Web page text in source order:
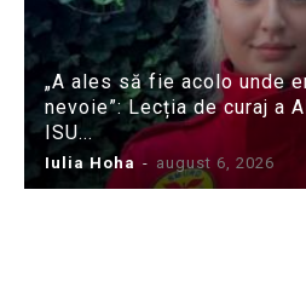
„A ales să fie acolo unde
nevoie”: Lecția de curaj a
ISU...
Iulia Hoha - august 6, 2026